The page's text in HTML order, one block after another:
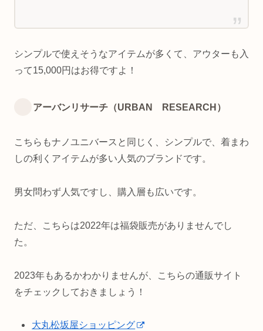
シンプルで使えそうなアイテムが多くて、アウターも入
って15,000円はお得ですよ！
アーバンリサーチ（URBAN RESEARCH）
こちらもナノユニバースと同じく、シンプルで、着まわ
しの利くアイテムが多い人気のブランドです。
男女問わず人気ですし、購入層も広いです。
ただ、こちらは2022年は福袋販売がありませんでし
た。
2023年もあるかわかりませんが、こちらの通販サイト
をチェックしておきましょう！
大丸松坂屋ショッピング